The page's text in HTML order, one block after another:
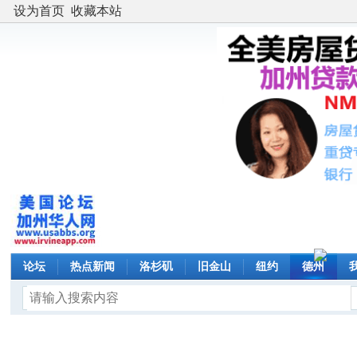
设为首页 收藏本站
论坛 热点新闻 洛杉矶 旧金山 纽约 德州